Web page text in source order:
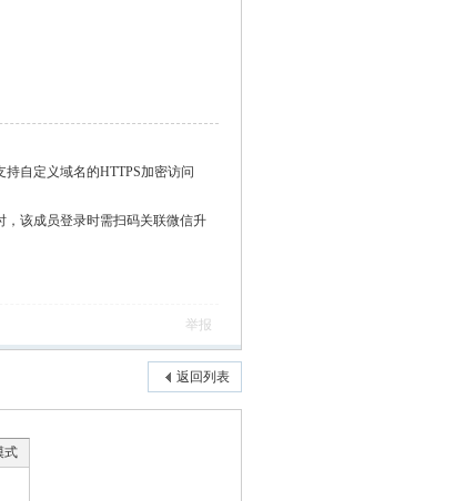
自定义域名的HTTPS加密访问
该成员登录时需扫码关联微信升
举报
返回列表
式